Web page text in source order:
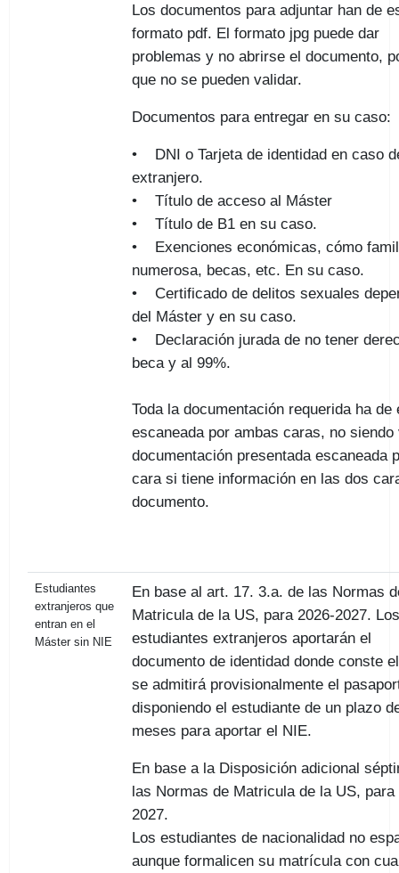
Los documentos para adjuntar han de
formato pdf. El formato jpg puede dar
problemas y no abrirse el documento,
que no se pueden validar.
Documentos para entregar en su caso:
• DNI o Tarjeta de identidad en caso
extranjero.
• Título de acceso al Máster
• Título de B1 en su caso.
• Exenciones económicas, cómo
numerosa, becas, etc. En su caso.
• Certificado de delitos sexuales
del Máster y en su caso.
• Declaración jurada de no tener
beca y al 99%.
Toda la documentación requerida ha de
escaneada por ambas caras, no siendo
documentación presentada escaneada
cara si tiene información en las dos
documento.
Estudiantes
extranjeros que
entran en el
Máster sin NIE
En base al art. 17. 3.a. de las Normas
Matricula de la US, para 2026-2027. Los
estudiantes extranjeros aportarán el
documento de identidad donde conste
se admitirá provisionalmente el
disponiendo el estudiante de un plazo
meses para aportar el NIE.
En base a la Disposición adicional
las Normas de Matricula de la US, para
2027.
Los estudiantes de nacionalidad no
aunque formalicen su matrícula con